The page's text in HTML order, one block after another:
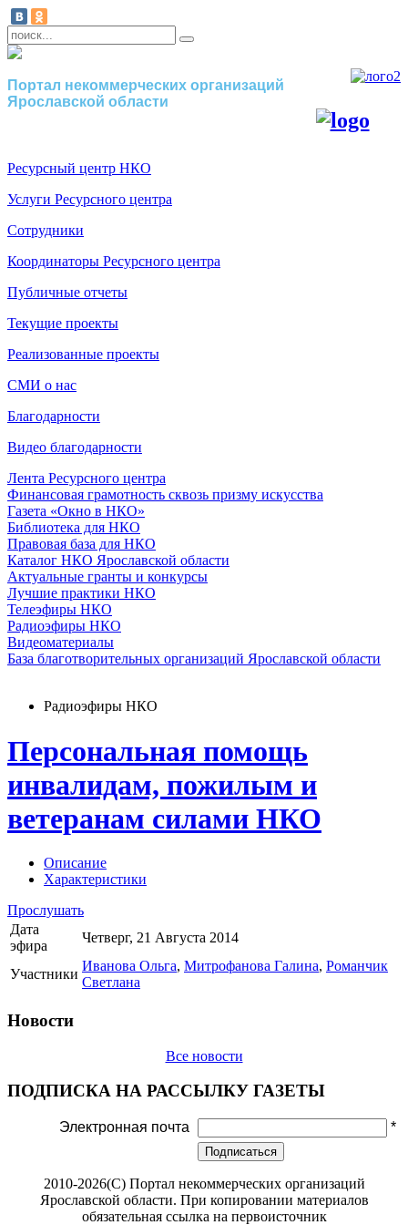
Портал некоммерческих организаций
Ярославской области
Ресурсный центр НКО
Услуги Ресурсного центра
Сотрудники
Координаторы Ресурсного центра
Публичные отчеты
Текущие проекты
Реализованные проекты
СМИ о нас
Благодарности
Видео благодарности
Лента Ресурсного центра
Финансовая грамотность сквозь призму искусства
Газета «Окно в НКО»
Библиотека для НКО
Правовая база для НКО
Каталог НКО Ярославской области
Актуальные гранты и конкурсы
Лучшие практики НКО
Телеэфиры НКО
Радиоэфиры НКО
Видеоматериалы
База благотворительных организаций Ярославской области
Радиоэфиры НКО
Персональная помощь
инвалидам, пожилым и
ветеранам силами НКО
Описание
Характеристики
Прослушать
Дата
эфира
Четверг, 21 Августа 2014
Участники
Иванова Ольга, Митрофанова Галина, Романчик
Светлана
Новости
Все новости
ПОДПИСКА НА РАССЫЛКУ ГАЗЕТЫ
Электронная почта *
Подписаться
2010-2026(С) Портал некоммерческих организаций
Ярославской области. При копировании материалов
обязательная ссылка на первоисточник